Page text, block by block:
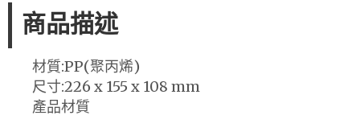
商品描述
材質:PP(聚丙烯)
尺寸:226 x 155 x 108 mm
產品材質